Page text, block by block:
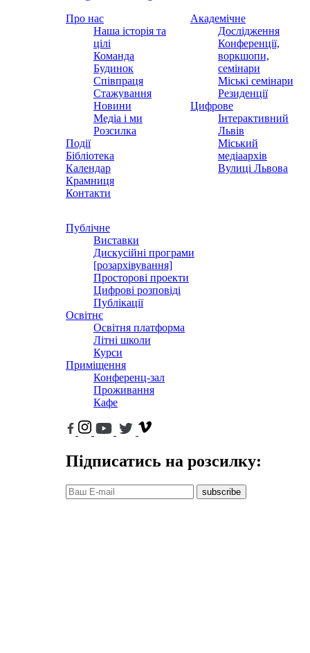
Про нас
Наша історія та
цілі
Команда
Будинок
Співпраця
Стажування
Новини
Медіа і ми
Розсилка
Події
Бібліотека
Календар
Крамниця
Контакти
Академічне
Дослідження
Конференції,
воркшопи,
семінари
Міські семінари
Резиденції
Цифрове
Інтерактивний
Львів
Міський
медіаархів
Вулиці Львова
Публічне
Виставки
Дискусійні програми
[розархівування]
Просторові проекти
Цифрові розповіді
Публікації
Освітнє
Освітня платформа
Літні школи
Курси
Приміщення
Конференц-зал
Проживання
Кафе
Підписатись на розсилку:
subscribe